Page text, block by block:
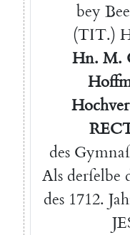
bey
(TIT.)
Hn. M.
H
H
des
Als derſelbe
des 1712.